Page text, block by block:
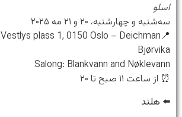
اسلو
سه‌شنبه و چهارشنبه، ۲۰ و ۲۱ مه ۲۰۲۵
Vestlys plass 1, 0150 Oslo – Deichman
Bjørvika
Salong: Blankvann and Nøklevann
⏰ از ساعت ۱۱ صبح تا ۲۰
⬅️ هلند